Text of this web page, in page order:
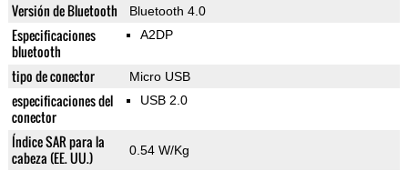
Versión de Bluetooth Bluetooth 4.0
Especificaciones
bluetooth
A2DP
tipo de conector Micro USB
especificaciones del
conector
USB 2.0
Índice SAR para la
cabeza (EE. UU.)
0.54 W/Kg